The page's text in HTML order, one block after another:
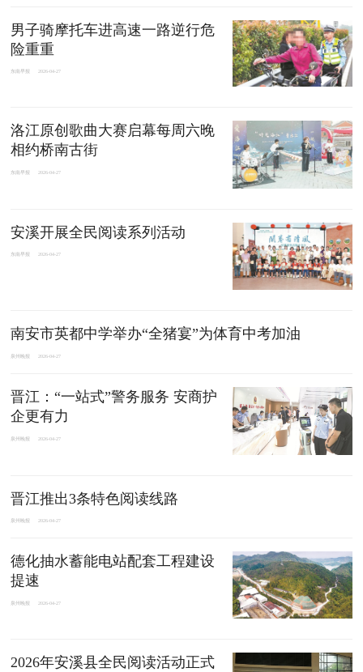
男子骑摩托车进高速一路逆行危
险重重
东南早报 2026-04-27
洛江原创歌曲大赛启幕每周六晚
相约桥南古街
东南早报 2026-04-27
安溪开展全民阅读系列活动
东南早报 2026-04-27
南安市英都中学举办“全猪宴”为体育中考加油
泉州晚报 2026-04-27
晋江：“一站式”警务服务 安商护
企更有力
泉州晚报 2026-04-27
晋江推出3条特色阅读线路
泉州晚报 2026-04-27
德化抽水蓄能电站配套工程建设
提速
泉州晚报 2026-04-27
2026年安溪县全民阅读活动正式